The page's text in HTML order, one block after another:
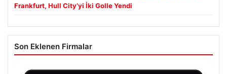
Frankfurt, Hull City’yi İki Golle Yendi
Son Eklenen Firmalar